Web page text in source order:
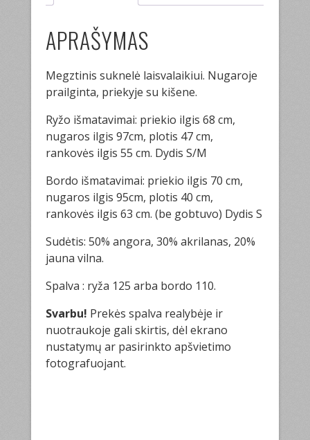
APRAŠYMAS
Megztinis suknelė laisvalaikiui. Nugaroje
prailginta, priekyje su kišene.
Ryžo išmatavimai: priekio ilgis 68 cm,
nugaros ilgis 97cm, plotis 47 cm,
rankovės ilgis 55 cm. Dydis S/M
Bordo išmatavimai: priekio ilgis 70 cm,
nugaros ilgis 95cm, plotis 40 cm,
rankovės ilgis 63 cm. (be gobtuvo) Dydis S
Sudėtis: 50% angora, 30% akrilanas, 20%
jauna vilna.
Spalva : ryža 125 arba bordo 110.
Svarbu! Prekės spalva realybėje ir
nuotraukoje gali skirtis, dėl ekrano
nustatymų ar pasirinkto apšvietimo
fotografuojant.